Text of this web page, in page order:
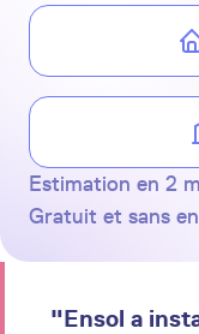
Estimation en 2
Gratuit et sans
"Ensol a